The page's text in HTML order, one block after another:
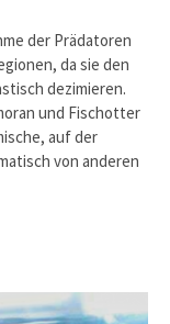
der Prädatoren
da sie den
dezimieren.
und Fischotter
auf der
von anderen